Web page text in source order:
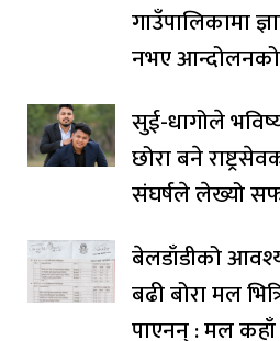
गाउँपालिकामा
नभए
सुई-धागोले
छोरा बने
संघर्षले लेख्यो
बेलडाँडीको
बढी बोरा मल
पाएनन् : मल कहाँ